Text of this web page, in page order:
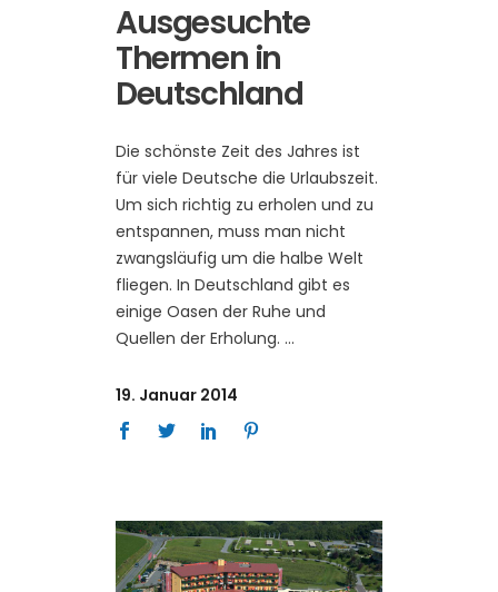
Ausgesuchte
Thermen in
Deutschland
Die schönste Zeit des Jahres ist
für viele Deutsche die Urlaubszeit.
Um sich richtig zu erholen und zu
entspannen, muss man nicht
zwangsläufig um die halbe Welt
fliegen. In Deutschland gibt es
einige Oasen der Ruhe und
Quellen der Erholung.
19. Januar 2014